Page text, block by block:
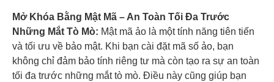
Mở Khóa Bằng Mật Mã – An Toàn Tối Đa Trước
Những Mắt Tò Mò: Mật mã ảo là một tính năng tiên tiến
và tối ưu về bảo mật. Khi bạn cài đặt mã số ảo, bạn
không chỉ đảm bảo tính riêng tư mà còn tạo ra sự an toàn
tối đa trước những mắt tò mò. Điều này cũng giúp bạn